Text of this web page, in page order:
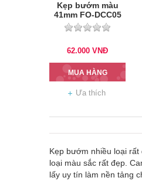
Kẹp bướm màu
41mm FO-DCC05
62.000 VNĐ
MUA HÀNG
Ưa thích
Kẹp bướm nhiều loại rất
loại màu sắc rất đẹp.
lấy uy tín làm nền tảng